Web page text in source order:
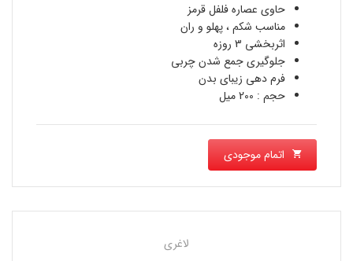
حاوی عصاره فلفل قرمز
مناسب شکم ، پهلو و ران
اثربخشی 3 روزه
جلوگیری جمع شدن چربی
فرم دهی زیبای بدن
حجم : 200 میل
اتمام موجودی
لاغری